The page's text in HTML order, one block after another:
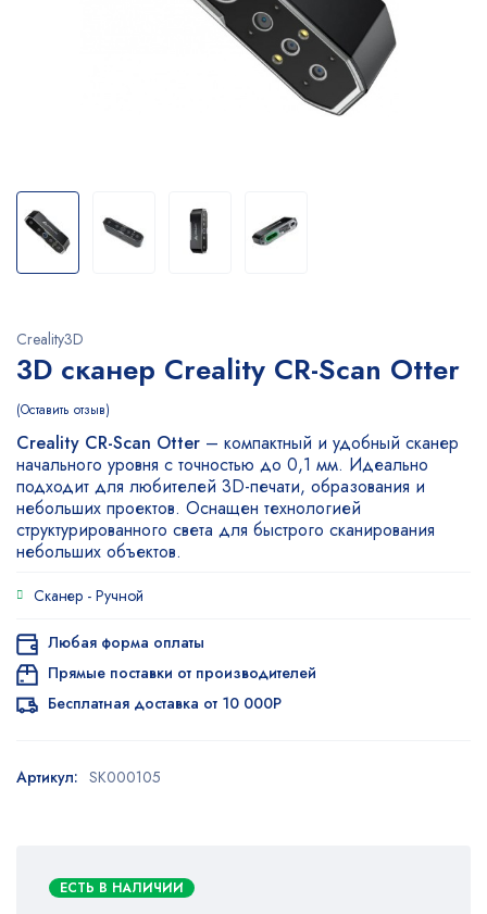
Creality3D
3D сканер Creality CR-Scan Otter
Оставить отзыв
Creality CR-Scan Otter – компактный и удобный сканер
начального уровня с точностью до 0,1 мм. Идеально
подходит для любителей 3D-печати, образования и
небольших проектов. Оснащен технологией
структурированного света для быстрого сканирования
небольших объектов.
Сканер - Ручной
ЕСТЬ В НАЛИЧИИ
Любая форма оплаты
Прямые поставки от производителей
Бесплатная доставка от 10 000Р
Артикул: SK000105